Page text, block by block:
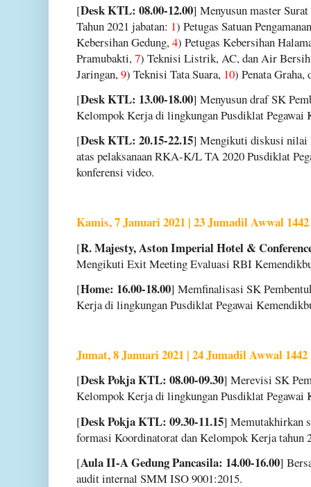
[Desk KTL: 08.00-12.00] Menyusun master
Tahun 2021 jabatan: 1) Petugas Satuan
Kebersihan Gedung,4) Petugas Kebersihan
Pramubakti,7) Teknisi Listrik, AC, dan Air
Jaringan,9) Teknisi Tata Suara, 10) Penata Graha,
[Desk KTL: 13.00-18.00] Menyusun draf SK
Kelompok Kerja di lingkungan Pusdiklat Pegawai
[Desk KTL: 20.15-22.15] Mengikuti diskusi nilai
atas pelaksanaan RKA-K/L TA 2020 Pusdiklat
konferensi video.
Kamis, 7 Januari 2021 | 23 Jumadil Awwal 1442
[R. Majesty, Aston Imperial Hotel &
Mengikuti Exit Meeting Evaluasi RBI
[Home: 16.00-18.00] Memfinalisasi SK
Kerja di lingkungan Pusdiklat Pegawai
Jumat, 8 Januari 2021 | 24 Jumadil Awwal 1442
[Desk Pokja KTL: 08.00-09.30] Merevisi SK
Kelompok Kerja di lingkungan Pusdiklat Pegawai
[Desk Pokja KTL: 09.30-11.15] Memutakhirkan
formasi Koordinatorat dan Kelompok Kerja tahun
[Aula II-A Gedung Pancasila: 14.00-16.00]
audit internal SMM ISO 9001:2015.